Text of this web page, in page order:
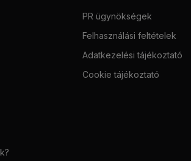
PR ügynökségek
Felhasználási feltételek
Adatkezelési tájékoztató
Cookie tájékoztató